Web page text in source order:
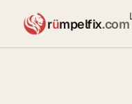
rümpelfix.com